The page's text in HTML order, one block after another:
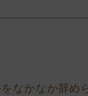
をなかなか辞め